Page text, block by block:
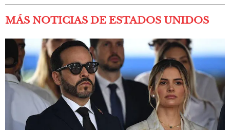
MÁS NOTICIAS DE ESTADOS UNIDOS